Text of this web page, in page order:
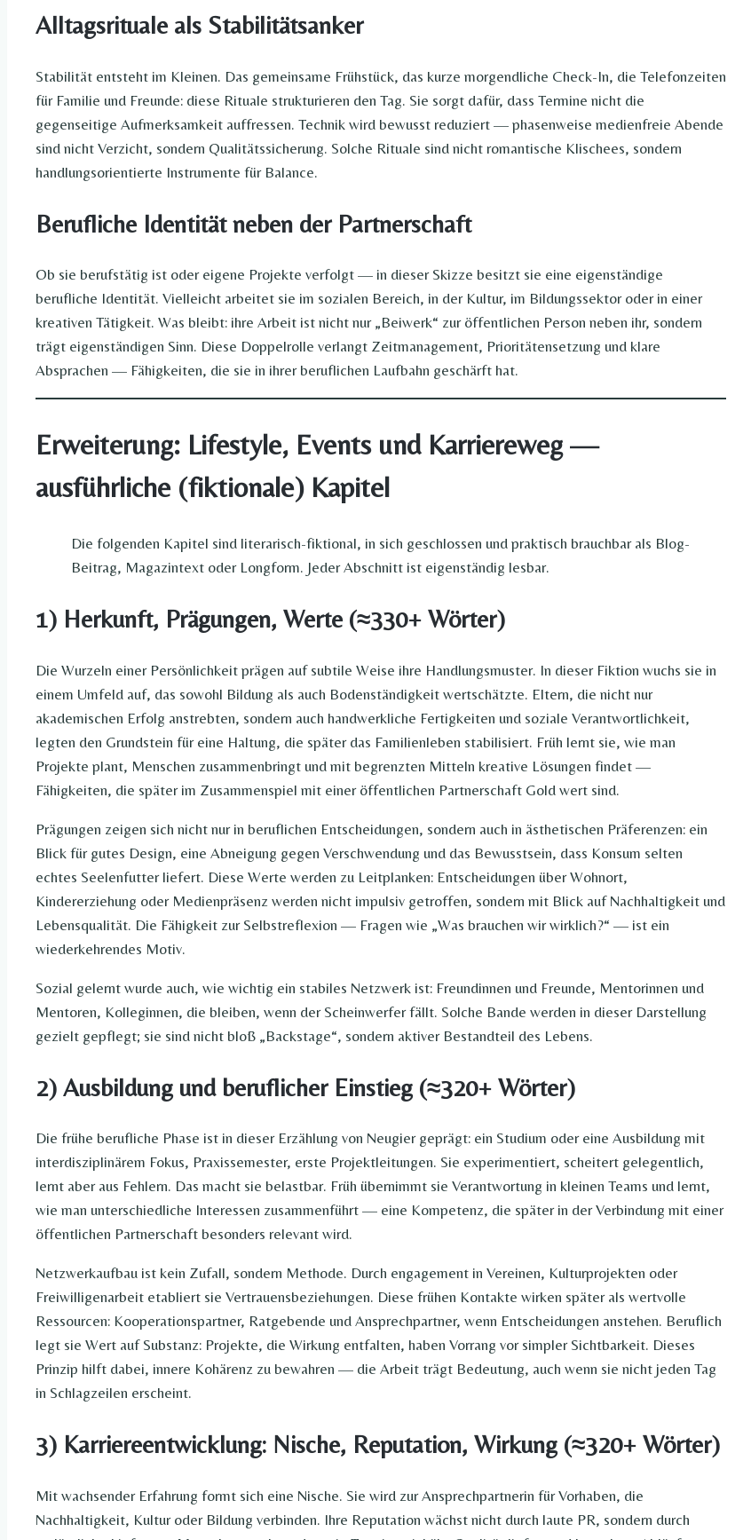
Alltagsrituale als Stabilitätsanker
Stabilität entsteht im Kleinen. Das gemeinsame Frühstück, das kurze morgendliche Check-In, die Telefonzeiten
für Familie und Freunde: diese Rituale strukturieren den Tag. Sie sorgt dafür, dass Termine nicht die
gegenseitige Aufmerksamkeit auffressen. Technik wird bewusst reduziert — phasenweise medienfreie Abende
sind nicht Verzicht, sondern Qualitätssicherung. Solche Rituale sind nicht romantische Klischees, sondern
handlungsorientierte Instrumente für Balance.
Berufliche Identität neben der Partnerschaft
Ob sie berufstätig ist oder eigene Projekte verfolgt — in dieser Skizze besitzt sie eine eigenständige
berufliche Identität. Vielleicht arbeitet sie im sozialen Bereich, in der Kultur, im Bildungssektor oder in einer
kreativen Tätigkeit. Was bleibt: ihre Arbeit ist nicht nur „Beiwerk“ zur öffentlichen Person neben ihr, sondern
trägt eigenständigen Sinn. Diese Doppelrolle verlangt Zeitmanagement, Prioritätensetzung und klare
Absprachen — Fähigkeiten, die sie in ihrer beruflichen Laufbahn geschärft hat.
Erweiterung: Lifestyle, Events und Karriereweg —
ausführliche (fiktionale) Kapitel
Die folgenden Kapitel sind literarisch-fiktional, in sich geschlossen und praktisch brauchbar als Blog-
Beitrag, Magazintext oder Longform. Jeder Abschnitt ist eigenständig lesbar.
1) Herkunft, Prägungen, Werte (≈330+ Wörter)
Die Wurzeln einer Persönlichkeit prägen auf subtile Weise ihre Handlungsmuster. In dieser Fiktion wuchs sie in
einem Umfeld auf, das sowohl Bildung als auch Bodenständigkeit wertschätzte. Eltern, die nicht nur
akademischen Erfolg anstrebten, sondern auch handwerkliche Fertigkeiten und soziale Verantwortlichkeit,
legten den Grundstein für eine Haltung, die später das Familienleben stabilisiert. Früh lernt sie, wie man
Projekte plant, Menschen zusammenbringt und mit begrenzten Mitteln kreative Lösungen findet —
Fähigkeiten, die später im Zusammenspiel mit einer öffentlichen Partnerschaft Gold wert sind.
Prägungen zeigen sich nicht nur in beruflichen Entscheidungen, sondern auch in ästhetischen Präferenzen: ein
Blick für gutes Design, eine Abneigung gegen Verschwendung und das Bewusstsein, dass Konsum selten
echtes Seelenfutter liefert. Diese Werte werden zu Leitplanken: Entscheidungen über Wohnort,
Kindererziehung oder Medienpräsenz werden nicht impulsiv getroffen, sondern mit Blick auf Nachhaltigkeit und
Lebensqualität. Die Fähigkeit zur Selbstreflexion — Fragen wie „Was brauchen wir wirklich?“ — ist ein
wiederkehrendes Motiv.
Sozial gelernt wurde auch, wie wichtig ein stabiles Netzwerk ist: Freundinnen und Freunde, Mentorinnen und
Mentoren, Kolleginnen, die bleiben, wenn der Scheinwerfer fällt. Solche Bande werden in dieser Darstellung
gezielt gepflegt; sie sind nicht bloß „Backstage“, sondern aktiver Bestandteil des Lebens.
2) Ausbildung und beruflicher Einstieg (≈320+ Wörter)
Die frühe berufliche Phase ist in dieser Erzählung von Neugier geprägt: ein Studium oder eine Ausbildung mit
interdisziplinärem Fokus, Praxissemester, erste Projektleitungen. Sie experimentiert, scheitert gelegentlich,
lernt aber aus Fehlern. Das macht sie belastbar. Früh übernimmt sie Verantwortung in kleinen Teams und lernt,
wie man unterschiedliche Interessen zusammenführt — eine Kompetenz, die später in der Verbindung mit einer
öffentlichen Partnerschaft besonders relevant wird.
Netzwerkaufbau ist kein Zufall, sondern Methode. Durch engagement in Vereinen, Kulturprojekten oder
Freiwilligenarbeit etabliert sie Vertrauensbeziehungen. Diese frühen Kontakte wirken später als wertvolle
Ressourcen: Kooperationspartner, Ratgebende und Ansprechpartner, wenn Entscheidungen anstehen. Beruflich
legt sie Wert auf Substanz: Projekte, die Wirkung entfalten, haben Vorrang vor simpler Sichtbarkeit. Dieses
Prinzip hilft dabei, innere Kohärenz zu bewahren — die Arbeit trägt Bedeutung, auch wenn sie nicht jeden Tag
in Schlagzeilen erscheint.
3) Karriereentwicklung: Nische, Reputation, Wirkung (≈320+ Wörter)
Mit wachsender Erfahrung formt sich eine Nische. Sie wird zur Ansprechpartnerin für Vorhaben, die
Nachhaltigkeit, Kultur oder Bildung verbinden. Ihre Reputation wächst nicht durch laute PR, sondern durch